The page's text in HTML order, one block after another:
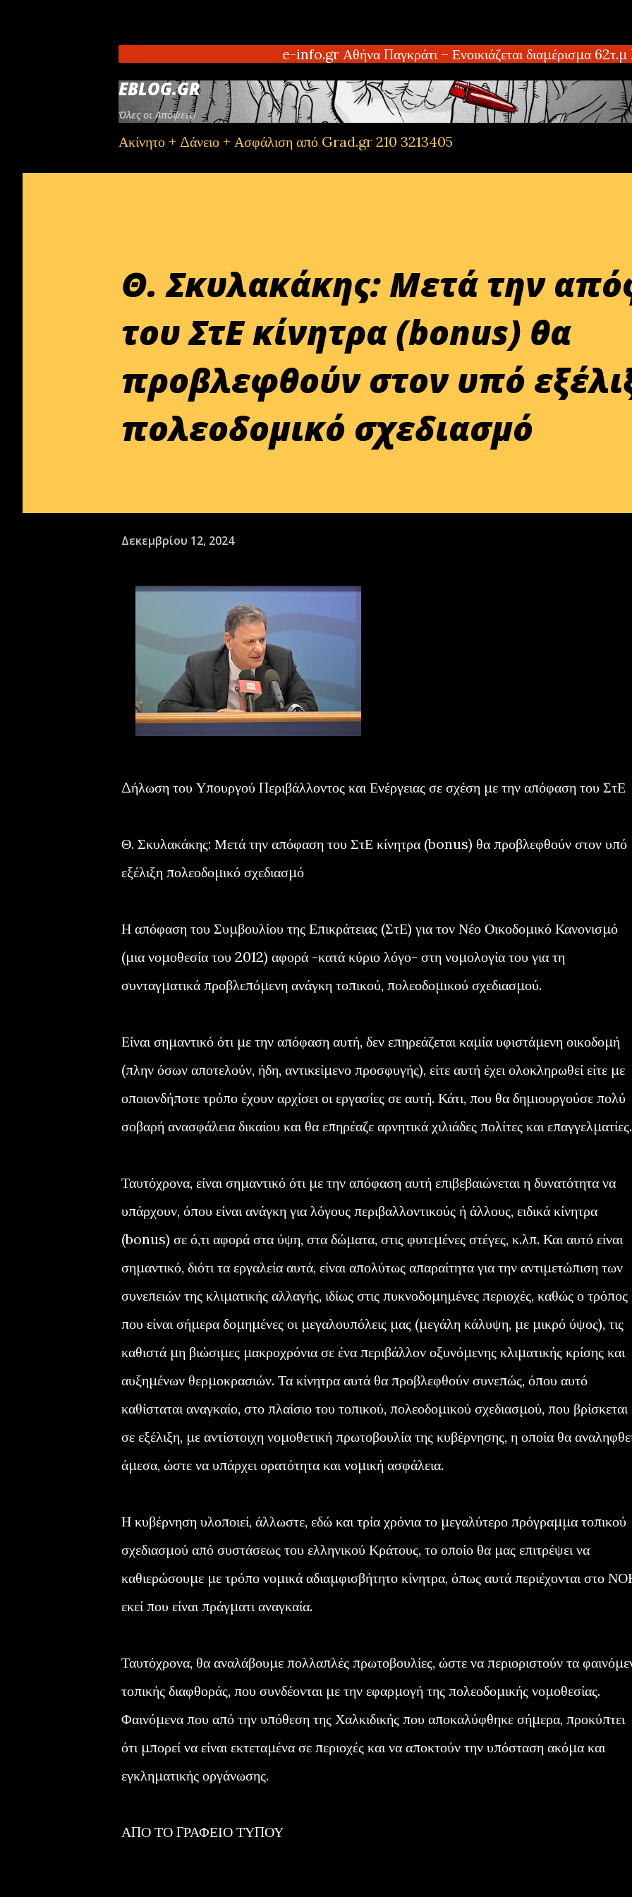
e-info.gr Αθήνα Παγκράτι – Ενοικιάζεται διαμέρισμα 62τ.μ
EBLOG.GR
Όλες οι Απόψεις!
Ακίνητο + Δάνειο + Ασφάλιση από Grad.gr 210 3213405
Θ. Σκυλακάκης: Μετά την
του ΣτΕ κίνητρα (bonus) θα
προβλεφθούν στον υπό
πολεοδομικό σχεδιασμό
Δεκεμβρίου 12, 2024
Δήλωση του Υπουργού Περιβάλλοντος και Ενέργειας σε σχέση με την απόφαση του ΣτΕ
Θ. Σκυλακάκης: Μετά την απόφαση του ΣτΕ κίνητρα (bonus) θα προβλεφθούν στον υπό
εξέλιξη πολεοδομικό σχεδιασμό
Η απόφαση του Συμβουλίου της Επικράτειας (ΣτΕ) για τον Νέο Οικοδομικό Κανονισμό
(μια νομοθεσία του 2012) αφορά -κατά κύριο λόγο- στη νομολογία του για τη
συνταγματικά προβλεπόμενη ανάγκη τοπικού, πολεοδομικού σχεδιασμού.
Είναι σημαντικό ότι με την απόφαση αυτή, δεν επηρεάζεται καμία υφιστάμενη οικοδομή
(πλην όσων αποτελούν, ήδη, αντικείμενο προσφυγής), είτε αυτή έχει ολοκληρωθεί είτε με
οποιονδήποτε τρόπο έχουν αρχίσει οι εργασίες σε αυτή. Κάτι, που θα δημιουργούσε πολύ
σοβαρή ανασφάλεια δικαίου και θα επηρέαζε αρνητικά χιλιάδες πολίτες και επαγγελματίες.
Ταυτόχρονα, είναι σημαντικό ότι με την απόφαση αυτή επιβεβαιώνεται η δυνατότητα να
υπάρχουν, όπου είναι ανάγκη για λόγους περιβαλλοντικούς ή άλλους, ειδικά κίνητρα
(bonus) σε ό,τι αφορά στα ύψη, στα δώματα, στις φυτεμένες στέγες, κ.λπ. Και αυτό είναι
σημαντικό, διότι τα εργαλεία αυτά, είναι απολύτως απαραίτητα για την αντιμετώπιση των
συνεπειών της κλιματικής αλλαγής, ιδίως στις πυκνοδομημένες περιοχές, καθώς ο τρόπος
που είναι σήμερα δομημένες οι μεγαλουπόλεις μας (μεγάλη κάλυψη, με μικρό ύψος), τις
καθιστά μη βιώσιμες μακροχρόνια σε ένα περιβάλλον οξυνόμενης κλιματικής κρίσης και
αυξημένων θερμοκρασιών. Τα κίνητρα αυτά θα προβλεφθούν συνεπώς, όπου αυτό
καθίσταται αναγκαίο, στο πλαίσιο του τοπικού, πολεοδομικού σχεδιασμού, που βρίσκεται
σε εξέλιξη, με αντίστοιχη νομοθετική πρωτοβουλία της κυβέρνησης, η οποία θα
άμεσα, ώστε να υπάρχει ορατότητα και νομική ασφάλεια.
Η κυβέρνηση υλοποιεί, άλλωστε, εδώ και τρία χρόνια το μεγαλύτερο πρόγραμμα τοπικού
σχεδιασμού από συστάσεως του ελληνικού Κράτους, το οποίο θα μας επιτρέψει να
καθιερώσουμε με τρόπο νομικά αδιαμφισβήτητο κίνητρα, όπως αυτά περιέχονται στο
εκεί που είναι πράγματι αναγκαία.
Ταυτόχρονα, θα αναλάβουμε πολλαπλές πρωτοβουλίες, ώστε να περιοριστούν τα
τοπικής διαφθοράς, που συνδέονται με την εφαρμογή της πολεοδομικής νομοθεσίας.
Φαινόμενα που από την υπόθεση της Χαλκιδικής που αποκαλύφθηκε σήμερα, προκύπτει
ότι μπορεί να είναι εκτεταμένα σε περιοχές και να αποκτούν την υπόσταση ακόμα και
εγκληματικής οργάνωσης.
ΑΠΟ ΤΟ ΓΡΑΦΕΙΟ ΤΥΠΟΥ